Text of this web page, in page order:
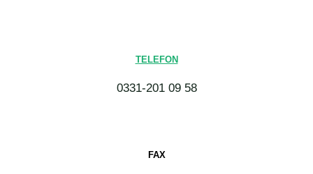
TELEFON
0331-201 09 58
FAX